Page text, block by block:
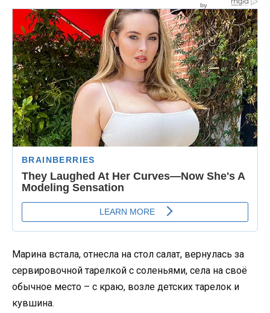
Марина встала, отнесла на стол салат, вернулась за
сервировочной тарелкой с соленьями, села на своё
обычное место – с краю, возле детских тарелок и
кувшина.